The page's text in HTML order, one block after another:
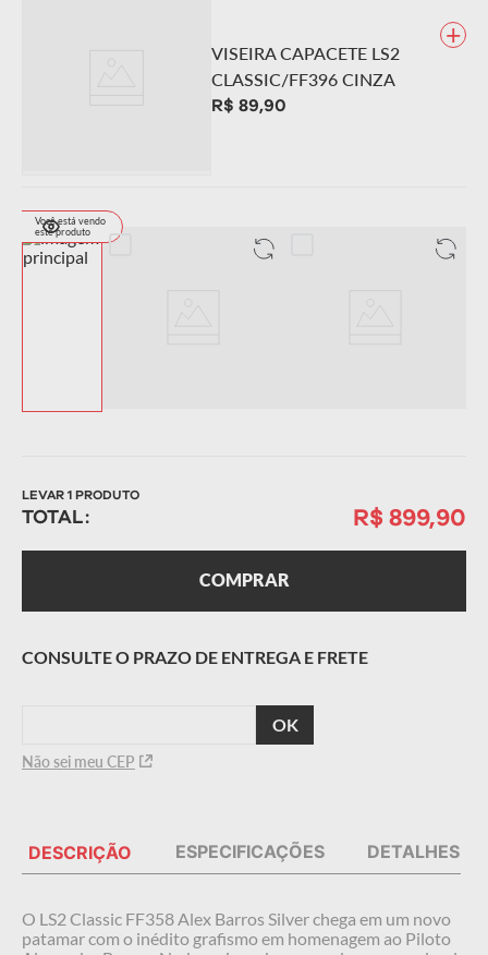
VISEIRA CAPACETE LS2
CLASSIC/FF396 CINZA
R$ 89,90
+
LEVAR 1 PRODUTO
TOTAL: R$ 899,90
COMPRAR
Não sei meu CEP
CALCULAR
O FRETE
DESCRIÇÃO ESPECIFICAÇÕES DETALHES
O LS2 Classic FF358 Alex Barros Silver chega em um novo
patamar com o inédito grafismo em homenagem ao Piloto